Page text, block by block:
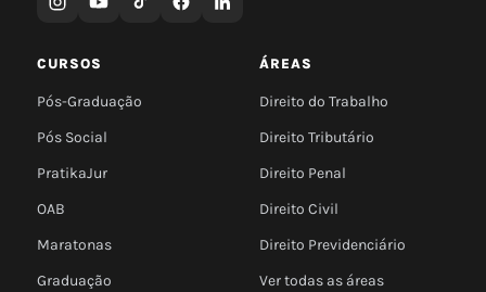
CURSOS
Pós-Graduação
Pós Social
PratikaJur
OAB
Maratonas
Graduação
ÁREAS
Direito do Trabalho
Direito Tributário
Direito Penal
Direito Civil
Direito Previdenciário
Ver todas as áreas